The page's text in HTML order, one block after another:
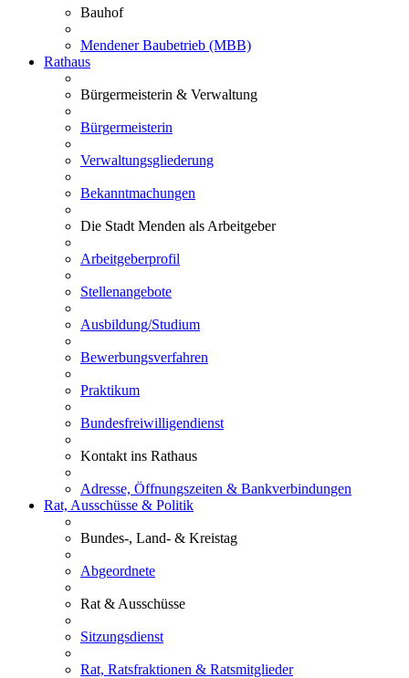
Bauhof
Mendener Baubetrieb (MBB)
Rathaus
Bürgermeisterin & Verwaltung
Bürgermeisterin
Verwaltungsgliederung
Bekanntmachungen
Die Stadt Menden als Arbeitgeber
Arbeitgeberprofil
Stellenangebote
Ausbildung/Studium
Bewerbungsverfahren
Praktikum
Bundesfreiwilligendienst
Kontakt ins Rathaus
Adresse, Öffnungszeiten & Bankverbindungen
Rat, Ausschüsse & Politik
Bundes-, Land- & Kreistag
Abgeordnete
Rat & Ausschüsse
Sitzungsdienst
Rat, Ratsfraktionen & Ratsmitglieder